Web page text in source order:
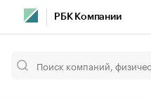
РБК Компании